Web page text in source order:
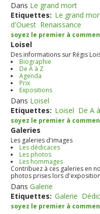
Dans Le grand mort
Etiquettes: Le grand
d'Ouest Renaissance
soyez le premier à
Loisel
Des informations sur Régis
Biographie
De A à Z
Agenda
Prix
Expositions
Dans Loisel
Etiquettes: Loisel De A
soyez le premier à
Galeries
Les galeries d'images
Les dédicaces
Les photos
Les hommages
Contribuez à ces galeries en
photos prises lors
DansGalerie
Etiquettes: Galerie
soyez le premier à